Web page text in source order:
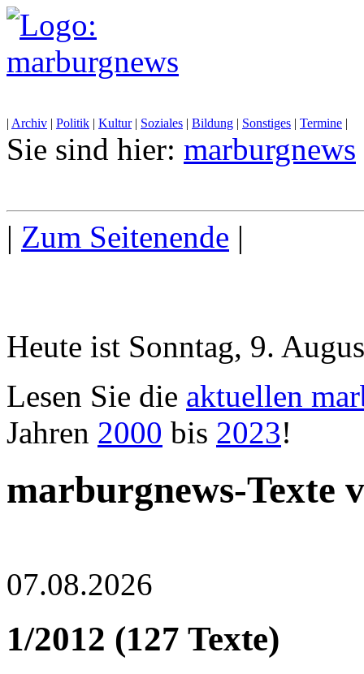
| Archiv | Politik | Kultur| Soziales | Bildung | Sonstiges | Termine |
Sie sind hier: marburgnews
| Zum Seitenende |
Heute ist Sonntag, 9.
Lesen Sie die aktuellen
Jahren 2000 bis 2023!
marburgnews-Texte
07.08.2026
1/2012 (127 Texte)